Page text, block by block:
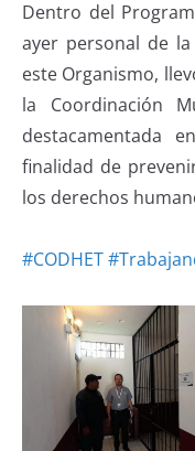
Dentro del
ayer personal de
este Organismo,
la Coordinación
destacamentada
finalidad de
los derechos
#CODHET